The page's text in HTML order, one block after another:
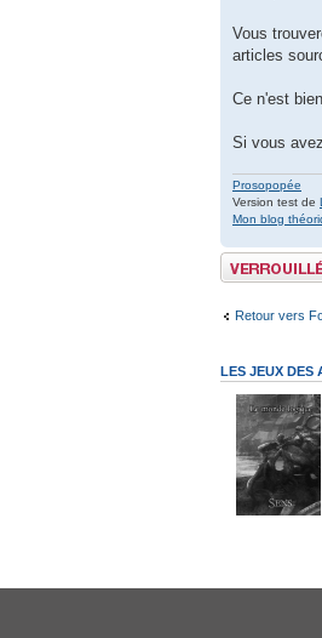
Vous
articles
Ce n'est
Si vous
Prosopopée
Version test de
Mon blog
Sujet verrouillé
Retour vers
LES JEUX DES